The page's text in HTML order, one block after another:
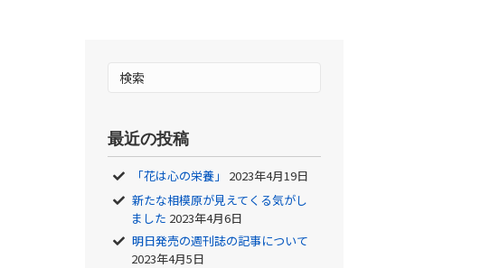
最近の投稿
「花は心の栄養」
2023年4月19日
新たな相模原が見えてくる気がし
ました 2023年4月6日
明日発売の週刊誌の記事について
2023年4月5日